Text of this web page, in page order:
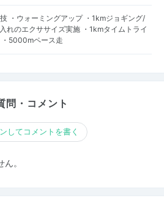
・ウォーミングアップ ・1kmジョギング/
れのエクササイズ実施 ・1kmタイムトライ
・5000mペース走
問・コメント
してコメントを書く
。